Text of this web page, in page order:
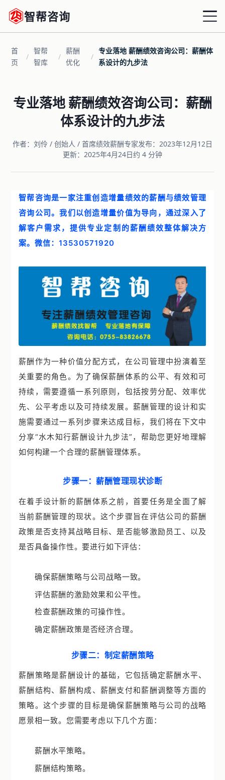
智帮咨询
首页
组织绩效
共享HRD
案例中心
关于我们
联系我们
首
页
/
智帮
智库
/
薪酬
优化
/
专业落地 薪酬绩效咨询公司：薪酬体
系设计的九步法
专业落地 薪酬绩效咨询公司：薪酬
体系设计的九步法
作者：刘伶 / 创始人 / 首席绩效薪酬专家发布：2023年12月12日
更新：2025年4月24日约 4 分钟
智帮咨询是一家注重创造增量绩效的薪酬与绩效管理
咨询公司。我们以创造增量价值为导向，通过深入了
解客户需求，提供专业定制的薪酬绩效整体解决方
案。微信：13530571920
薪酬作为一种价值分配方式，在公司管理中扮演着至
关重要的角色。为了确保薪酬体系的公平、有效和可
持续，需要遵循一系列原则，包括按劳分配、效率优
先、公平考虑以及可持续发展。薪酬管理的设计和实
施需要通过一系列步骤来达成目标，我们将在下文中
分享“水木知行薪酬设计九步法”，帮助您更好地理解
如何构建一个合理的薪酬管理体系。
步骤一：薪酬管理现状诊断
在着手设计新的薪酬体系之前，首要任务是全面了解
当前薪酬管理的现状。这个步骤旨在评估公司的薪酬
政策是否支持其战略目标、是否能够激励员工、以及
是否具备操作性。要进行如下评估：
确保薪酬策略与公司战略一致。
评估薪酬的激励效果和公平性。
检查薪酬政策的可操作性。
确定薪酬政策是否经济合理。
步骤二：制定薪酬策略
薪酬策略是薪酬设计的基础，它包括确定薪酬水平、
薪酬结构、薪酬构成、薪酬支付和薪酬调整等方面的
策略。这个步骤的目标是确保薪酬策略与公司的战略
愿景相一致。您需要考虑以下几个方面：
薪酬水平策略。
薪酬结构策略。